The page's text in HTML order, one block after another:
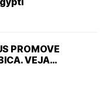
PROMOVE
VEJA